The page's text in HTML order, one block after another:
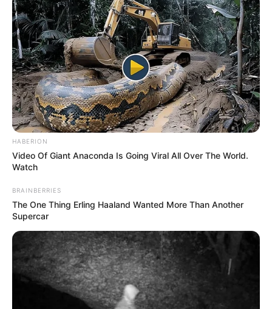
HABERION
Video Of Giant Anaconda Is Going Viral All Over The World.
Watch
BRAINBERRIES
The One Thing Erling Haaland Wanted More Than Another
Supercar